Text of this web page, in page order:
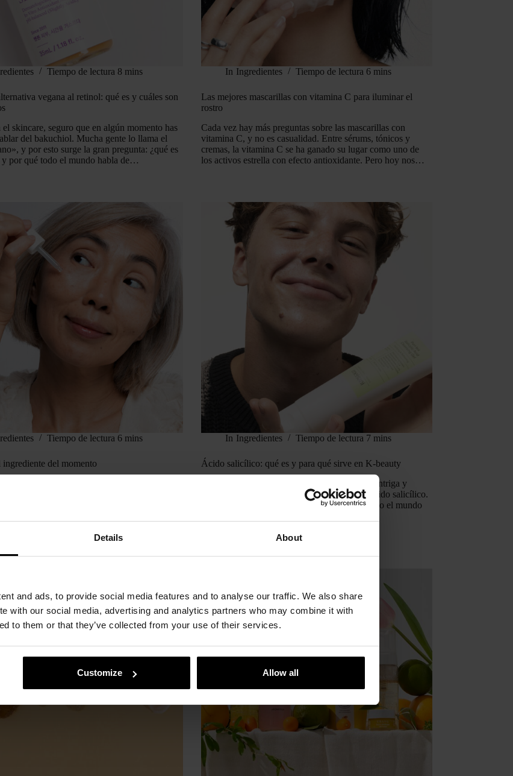
Details About
and ads, to provide social media features and to analyse our traffic. We also share
with our social media, advertising and analytics partners who may combine it with
to them or that they’ve collected from your use of their services.
Customize Allow all
Tiempo de lectura 8 mins
vegana al retinol: qué es y cuáles son
el skincare, seguro que en algún momento has
del bakuchiol. Mucha gente lo llama el
y por esto surge la gran pregunta: ¿qué es
y por qué todo el mundo habla de…
In Ingredientes Tiempo de lectura 6 mins
Las mejores mascarillas con vitamina C para iluminar el
rostro
Cada vez hay más preguntas sobre las mascarillas con
vitamina C, y no es casualidad. Entre sérums, tónicos y
cremas, la vitamina C se ha ganado su lugar como uno de
los activos estrella con efecto antioxidante. Pero hoy nos…
Tiempo de lectura 6 mins
ingrediente del momento
In Ingredientes Tiempo de lectura 7 mins
Ácido salicílico: qué es y para qué sirve en K-beauty
Si hay un ácido exfoliante que genera interés, intriga y
muchas preguntas en el mundo beauty, es el ácido salicílico.
¿Para qué sirve el ácido salicílico y por qué todo el mundo